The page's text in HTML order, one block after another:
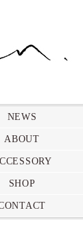
NEWS
ABOUT
SHOP